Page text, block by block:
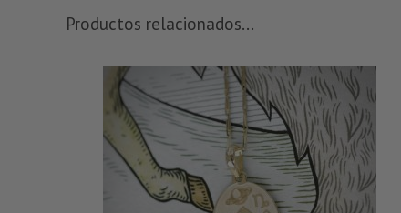
Productos relacionados...